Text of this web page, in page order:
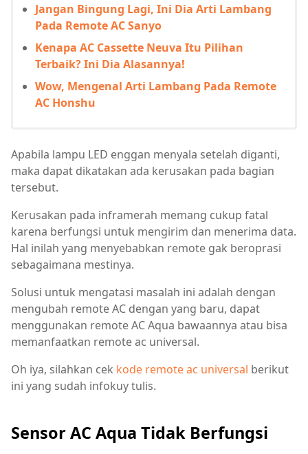
Jangan Bingung Lagi, Ini Dia Arti Lambang
Pada Remote AC Sanyo
Kenapa AC Cassette Neuva Itu Pilihan
Terbaik? Ini Dia Alasannya!
Wow, Mengenal Arti Lambang Pada Remote
AC Honshu
Apabila lampu LED enggan menyala setelah diganti,
maka dapat dikatakan ada kerusakan pada bagian
tersebut.
Kerusakan pada inframerah memang cukup fatal
karena berfungsi untuk mengirim dan menerima data.
Hal inilah yang menyebabkan remote gak beroprasi
sebagaimana mestinya.
Solusi untuk mengatasi masalah ini adalah dengan
mengubah remote AC dengan yang baru, dapat
menggunakan remote AC Aqua bawaannya atau bisa
memanfaatkan remote ac universal.
Oh iya, silahkan cek kode remote ac universal berikut
ini yang sudah infokuy tulis.
Sensor AC Aqua Tidak Berfungsi